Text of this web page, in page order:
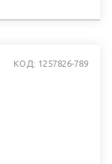
КОД: 1257826-789